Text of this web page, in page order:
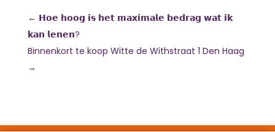
← 𝗛𝗼𝗲 𝗵𝗼𝗼𝗴 𝗶𝘀 𝗵𝗲𝘁 𝗺𝗮𝘅𝗶𝗺𝗮𝗹𝗲 𝗯𝗲𝗱𝗿𝗮𝗴 𝘄𝗮𝘁 𝗶𝗸
𝗸𝗮𝗻 𝗹𝗲𝗻𝗲𝗻?
Binnenkort te koop Witte de Withstraat 1 Den Haag
→